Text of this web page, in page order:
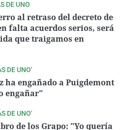
DE UNO
al retraso del decreto de
falta acuerdos serios, será
que traigamos en
DE UNO'
ha engañado a Puigdemont
engañar"
DE UNO'
de los Grapo: "Yo quería